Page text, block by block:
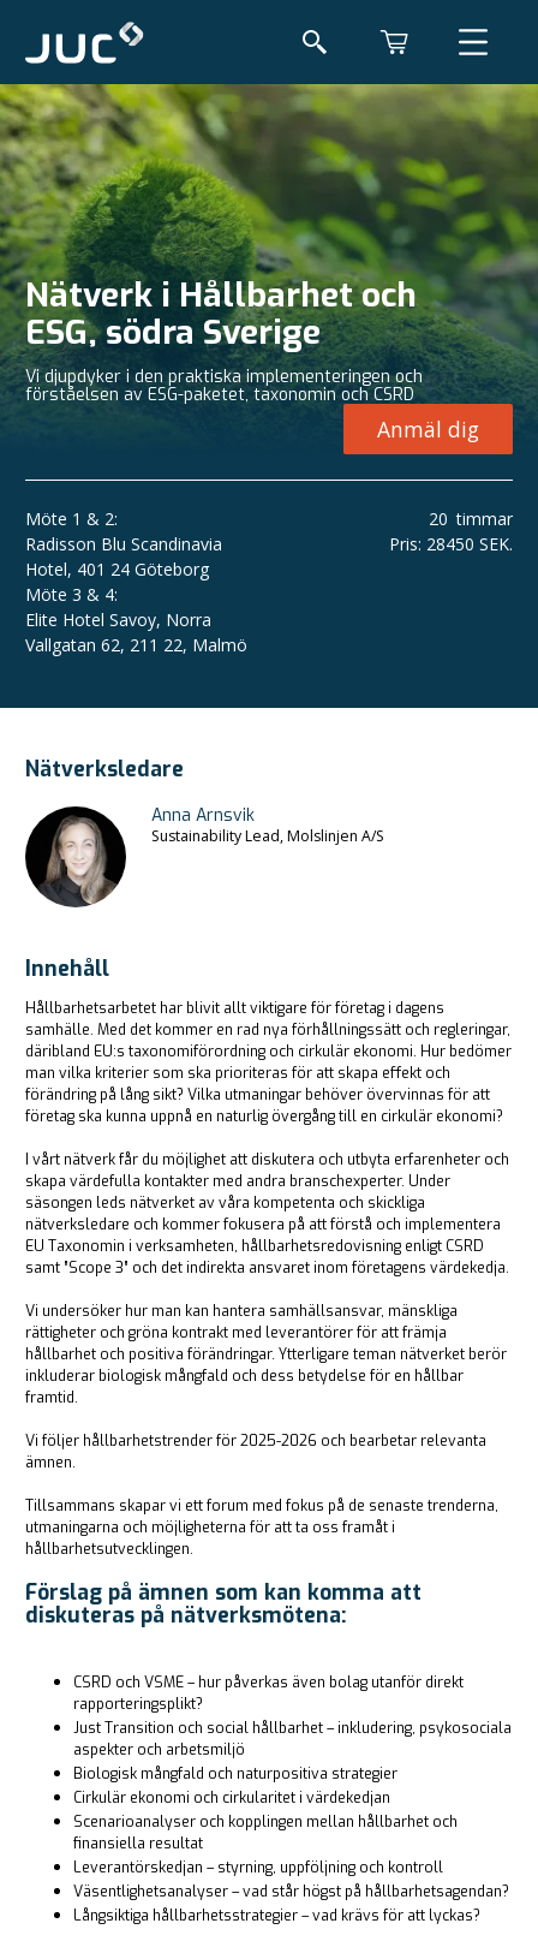
Nätverk i Hållbarhet och
ESG, södra Sverige
Vi djupdyker i den praktiska implementeringen och
förståelsen av ESG-paketet, taxonomin och CSRD
Anmäl dig
Möte 1 & 2:
Radisson Blu Scandinavia
Hotel, 401 24 Göteborg
Möte 3 & 4:
Elite Hotel Savoy, Norra
Vallgatan 62, 211 22, Malmö
20 timmar
Pris: 28450 SEK.
Nätverksledare
Anna Arnsvik
Sustainability Lead, Molslinjen A/S
Innehåll
Hållbarhetsarbetet har blivit allt viktigare för företag i dagens
samhälle. Med det kommer en rad nya förhållningssätt och regleringar,
däribland EU:s taxonomiförordning och cirkulär ekonomi. Hur bedömer
man vilka kriterier som ska prioriteras för att skapa effekt och
förändring på lång sikt? Vilka utmaningar behöver övervinnas för att
företag ska kunna uppnå en naturlig övergång till en cirkulär ekonomi?
I vårt nätverk får du möjlighet att diskutera och utbyta erfarenheter och
skapa värdefulla kontakter med andra branschexperter. Under
säsongen leds nätverket av våra kompetenta och skickliga
nätverksledare och kommer fokusera på att förstå och implementera
EU Taxonomin i verksamheten, hållbarhetsredovisning enligt CSRD
samt ”Scope 3” och det indirekta ansvaret inom företagens värdekedja.
Vi undersöker hur man kan hantera samhällsansvar, mänskliga
rättigheter och gröna kontrakt med leverantörer för att främja
hållbarhet och positiva förändringar. Ytterligare teman nätverket berör
inkluderar biologisk mångfald och dess betydelse för en hållbar
framtid.
Vi följer hållbarhetstrender för 2025-2026 och bearbetar relevanta
ämnen.
Tillsammans skapar vi ett forum med fokus på de senaste trenderna,
utmaningarna och möjligheterna för att ta oss framåt i
hållbarhetsutvecklingen.
Förslag på ämnen som kan komma att
diskuteras på nätverksmötena:
CSRD och VSME – hur påverkas även bolag utanför direkt
rapporteringsplikt?
Just Transition och social hållbarhet – inkludering, psykosociala
aspekter och arbetsmiljö
Biologisk mångfald och naturpositiva strategier
Cirkulär ekonomi och cirkularitet i värdekedjan
Scenarioanalyser och kopplingen mellan hållbarhet och
finansiella resultat
Leverantörskedjan – styrning, uppföljning och kontroll
Väsentlighetsanalyser – vad står högst på hållbarhetsagendan?
Långsiktiga hållbarhetsstrategier – vad krävs för att lyckas?